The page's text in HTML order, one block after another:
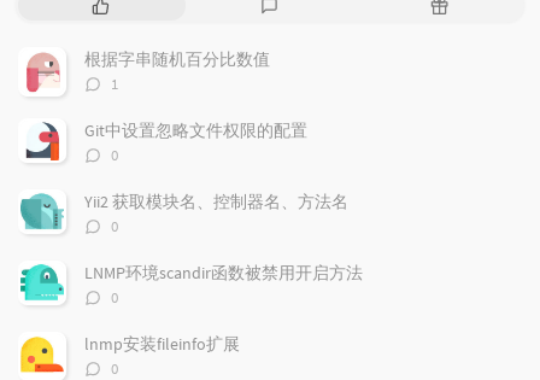
文
章
根据字串随机百分比数值
评
数：
1
Git中设置忽略文件权限的配置
评
数：
0
Yii2 获取模块名、控制器名、方法名
评
数：
0
LNMP环境scandir函数被禁用开启方法
评
数：
0
lnmp安装fileinfo扩展
评
0